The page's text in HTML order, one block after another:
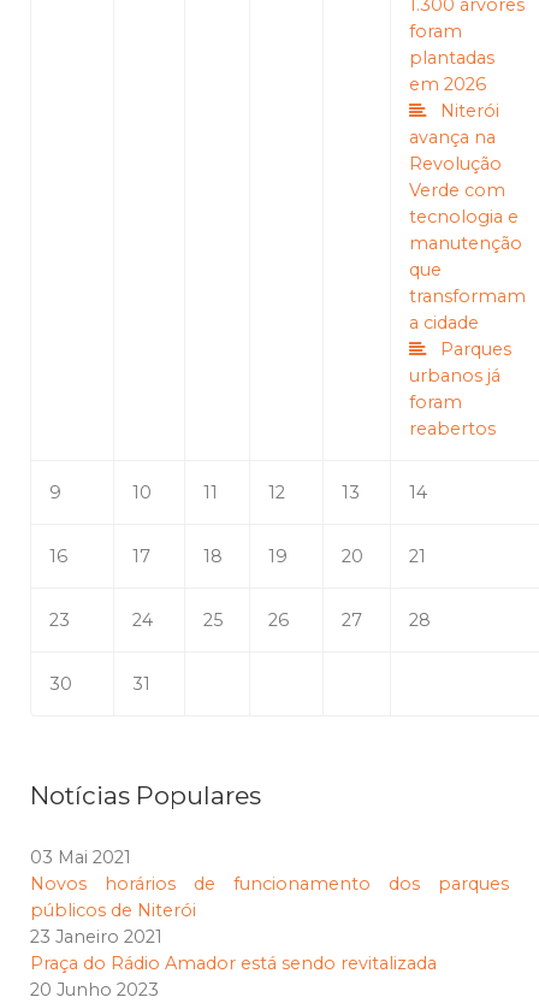
1.300 árvores
foram
plantadas
em 2026
Niterói
avança na
Revolução
Verde com
tecnologia e
manutenção
que
transformam
a cidade
Parques
urbanos já
foram
reabertos
9 10 11 12 13 14
16 17 18 19 20 21
23 24 25 26 27 28
30 31
Notícias Populares
03 Mai 2021
Novos horários de funcionamento dos parques
públicos de Niterói
23 Janeiro 2021
Praça do Rádio Amador está sendo revitalizada
20 Junho 2023